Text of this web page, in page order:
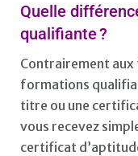
Quelle
qualifiante ?
Contrairement
formations
titre ou une
vous recevez
certificat